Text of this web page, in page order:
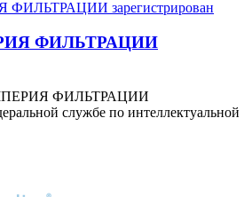
ФИЛЬТРАЦИИ
ФИЛЬТРАЦИИ
службе по интеллектуальной